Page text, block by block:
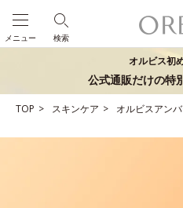
検索
メニュー
オルビス初
公式通販だけの特
TOP スキンケア オルビスアン